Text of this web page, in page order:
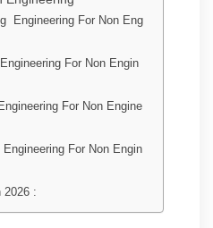
Engineering For Non Eng
For Non Engin
For Non Engine
For Non Engin
2026 :